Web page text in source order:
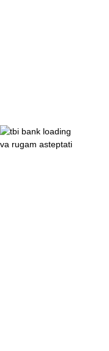
va rugam asteptati